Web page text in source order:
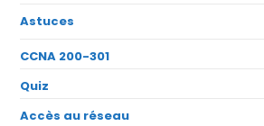
Astuces
CCNA 200-301
Quiz
Accès au réseau